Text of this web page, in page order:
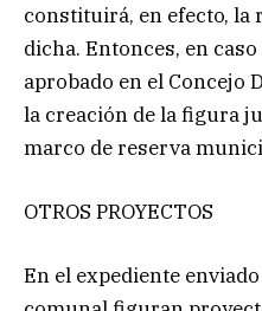
constituirá, en efecto, la
dicha. Entonces, en
aprobado en el Concejo
la creación de la figura
marco de reserva
OTROS PROYECTOS
En el expediente